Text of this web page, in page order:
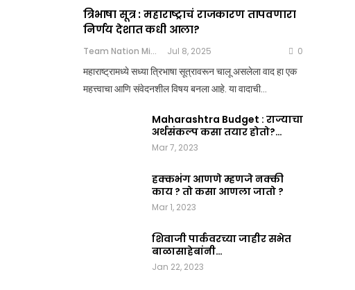
त्रिभाषा सूत्र : महाराष्ट्राचं राजकारण तापवणारा
निर्णय देशात कधी आला?
Team Nation Mic Jul 8, 2025 0
महाराष्ट्रामध्ये सध्या त्रिभाषा सूत्रावरून चालू असलेला वाद हा एक
महत्त्वाचा आणि संवेदनशील विषय बनला आहे. या वादाची…
Maharashtra Budget : राज्याचा
अर्थसंकल्प कसा तयार होतो?…
Mar 7, 2023
हक्कभंग आणणे म्हणजे नक्की
काय ? तो कसा आणला जातो ?
Mar 1, 2023
शिवाजी पार्कवरच्या जाहीर सभेत
बाळासाहेबांनी…
Jan 22, 2023